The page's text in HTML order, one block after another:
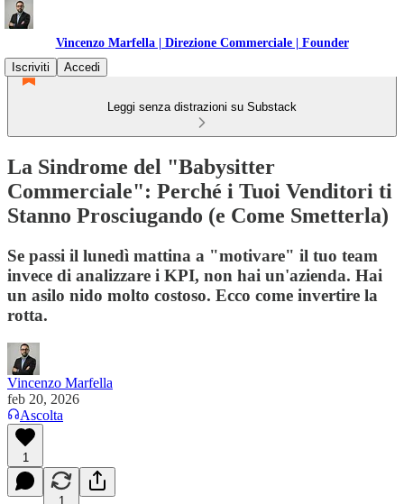
Vincenzo Marfella | Direzione Commerciale | Founder
Iscriviti
Accedi
Leggi senza distrazioni su Substack
La Sindrome del "Babysitter
Commerciale": Perché i Tuoi Venditori ti
Stanno Prosciugando (e Come Smetterla)
Se passi il lunedì mattina a "motivare" il tuo team
invece di analizzare i KPI, non hai un'azienda. Hai
un asilo nido molto costoso. Ecco come invertire la
rotta.
Vincenzo Marfella
feb 20, 2026
Ascolta
1
1